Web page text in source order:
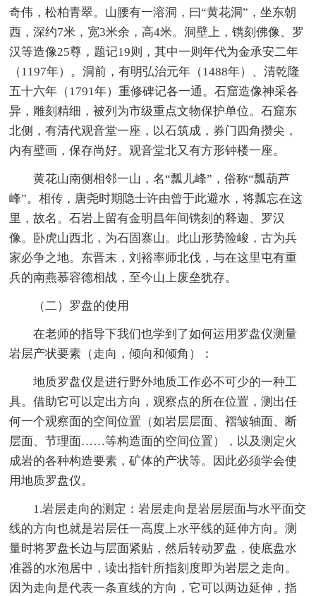
奇伟，松柏青翠。山腰有一溶洞，曰“黄花洞”，坐东朝
西，深约7米，宽3米余，高4米。洞壁上，镌刻佛像、罗
汉等造像25尊，题记19则，其中一则年代为金承安二年
（1197年）。洞前，有明弘治元年（1488年）、清乾隆
五十六年（1791年）重修碑记各一通。石窟造像神采各
异，雕刻精细，被列为市级重点文物保护单位。石窟东
北侧，有清代观音堂一座，以石筑成，券门四角攒尖，
内有壁画，保存尚好。观音堂北又有方形钟楼一座。
黄花山南侧相邻一山，名“瓢儿峰”，俗称“瓢葫芦
峰”。相传，唐尧时期隐士许由曾于此避水，将瓢忘在这
里，故名。石岩上留有金明昌年间镌刻的释迦、罗汉
像。卧虎山西北，为石固寨山。此山形势险峻，古为兵
家必争之地。东晋末，刘裕率师北伐，与在这里屯有重
兵的南燕慕容德相战，至今山上废垒犹存。
（二）罗盘的使用
在老师的指导下我们也学到了如何运用罗盘仪测量
岩层产状要素（走向，倾向和倾角）：
地质罗盘仪是进行野外地质工作必不可少的一种工
具。借助它可以定出方向，观察点的所在位置，测出任
何一个观察面的空间位置（如岩层层面、褶皱轴面、断
层面、节理面……等构造面的空间位置），以及测定火
成岩的各种构造要素，矿体的产状等。因此必须学会使
用地质罗盘仪。
1.岩层走向的测定：岩层走向是岩层层面与水平面交
线的方向也就是岩层任一高度上水平线的延伸方向。测
量时将罗盘长边与层面紧贴，然后转动罗盘，使底盘水
准器的水泡居中，读出指针所指刻度即为岩层之走向。
因为走向是代表一条直线的方向，它可以两边延伸，指